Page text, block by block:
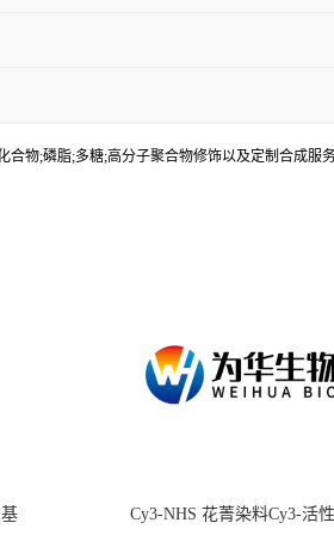
物;磷脂;多糖;高分子聚合物修饰以及定制合成
Cy3-NHS 花菁染料Cy3-活